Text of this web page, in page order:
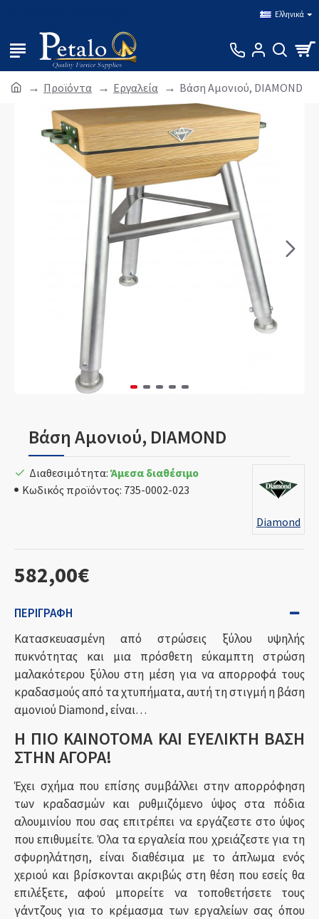
Ελληνικά
Προϊόντα Εργαλεία Βάση Αμονιού, DIAMOND
Βάση Αμονιού, DIAMOND
582,00€
Διαθεσιμότητα: Άμεσα διαθέσιμο
Κωδικός προϊόντος: 735-0002-023
Diamond
ΠΕΡΙΓΡΑΦΉ
Κατασκευασμένη από στρώσεις ξύλου υψηλής
πυκνότητας και μια πρόσθετη εύκαμπτη στρώση
μαλακότερου ξύλου στη μέση για να απορροφά τους
κραδασμούς από τα χτυπήματα, αυτή τη στιγμή η βάση
αμονιού Diamond, είναι…
Η ΠΙΟ ΚΑΙΝΟΤΟΜΑ ΚΑΙ ΕΥΕΛΙΚΤΗ ΒΑΣΗ
ΣΤΗΝ ΑΓΟΡΑ!
Έχει σχήμα που επίσης συμβάλλει στην απορρόφηση
των κραδασμών και ρυθμιζόμενο ύψος στα πόδια
αλουμινίου που σας επιτρέπει να εργάζεστε στο ύψος
που επιθυμείτε. Όλα τα εργαλεία που χρειάζεστε για τη
σφυρηλάτηση, είναι διαθέσιμα με το άπλωμα ενός
χεριού και βρίσκονται ακριβώς στη θέση που εσείς θα
επιλέξετε, αφού μπορείτε να τοποθετήσετε τους
γάντζους για το κρέμασμα των εργαλείων σας όπου